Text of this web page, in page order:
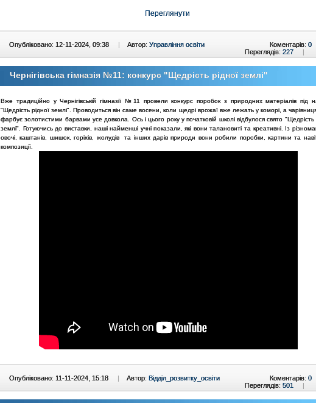
Переглянути
Опубліковано: 12-11-2024, 09:38 | Автор: Управління освіти Коментарів: 0
Переглядів: 227 |
Чернігівська гімназія №11: конкурс "Щедрість рідної землі"
Вже традиційно у Чернігівській гімназії №11 провели конкурс поробок з природних матеріалів під
"Щедрість рідної землі". Проводиться він саме восени, коли щедрі врожаї вже лежать у коморі, а
фарбує золотистими барвами усе довкола. Ось і цього року у початковій школі відбулося свято "Щедрість
землі". Готуючись до виставки, наші найменші учні показали, які вони талановиті та креативні. Із
овочі, каштанів, шишок, горіхів, жолудів та інших дарів природи вони робили поробки, картини та
композиції.
Опубліковано: 11-11-2024, 15:18 | Автор: Відділ_розвитку_освіти Коментарів: 0
Переглядів: 501 |